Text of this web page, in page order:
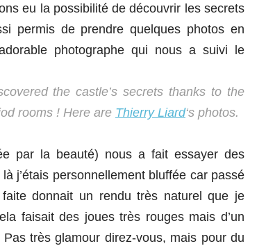
eu la possibilité de découvrir les secrets
permis de prendre quelques photos en
photographe qui nous a suivi le
the castle’s secrets thanks to the
rooms ! Here are Thierry Liard‘s photos.
par la beauté) nous a fait essayer des
j’étais personnellement bluffée car passé
donnait un rendu très naturel que je
faisait des joues très rouges mais d’un
très glamour direz-vous, mais pour du